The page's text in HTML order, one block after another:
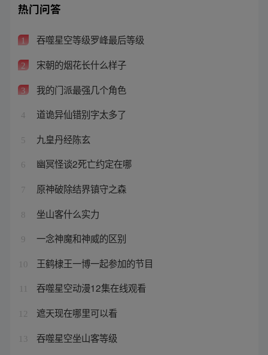
热门问答
1 吞噬星空等级罗峰最后等级
2 宋朝的烟花长什么样子
3 我的门派最强几个角色
4 道诡异仙错别字太多了
5 九皇丹经陈玄
6 幽冥怪谈2死亡约定在哪
7 原神破除结界镇守之森
8 坐山客什么实力
9 一念神魔和神威的区别
10 王鹤棣王一博一起参加的节目
吞噬星空动漫12集在线观看
12 遮天现在哪里可以看
13 吞噬星空坐山客等级